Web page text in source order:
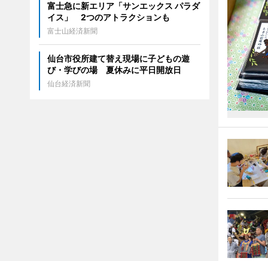
富士急に新エリア「サンエックス パラダ
イス」 2つのアトラクションも
富士山経済新聞
仙台市役所建て替え現場に子どもの遊
び・学びの場 夏休みに平日開放日
仙台経済新聞